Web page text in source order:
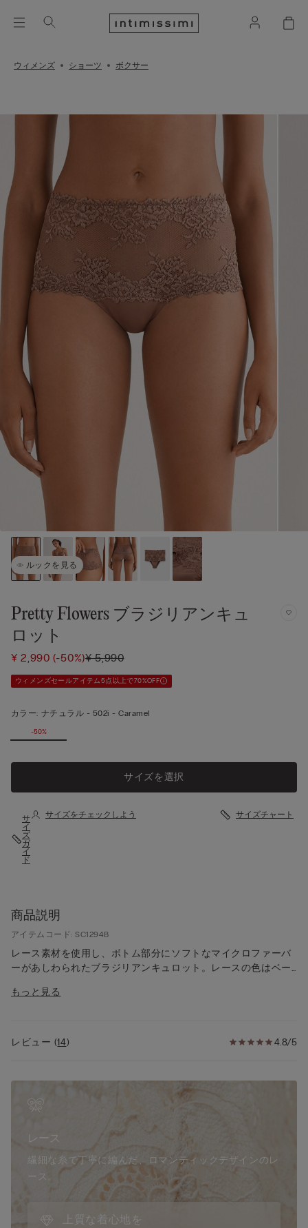
ウィメンズ ショーツ ボクサー
ルックを見る
Pretty Flowers ブラジリアンキュ
ロット
¥ 2,990(-50%)¥ 5,990
ウィメンズセールアイテム5点以上で70%OFF
カラー: ナチュラル - 502i - Caramel
-50%
サイズを選択
サ
イ
ズ
ガ
イ
ド
サイズをチェックしよう サイズチャート
商品説明
アイテムコード: SC1294B
レース素材を使用し、ボトム部分にソフトなマイクロファーバ
ーがあしわられたブラジリアンキュロット。レースの色はベー
ン。ハイウエストスタイル。クロッチはコットン100%。
もっと見る
4.8/5
レビュー (14)
レース
繊細な糸で丁寧に編んだ、ロマンティックデザインのレ
ース。
上質な着心地を